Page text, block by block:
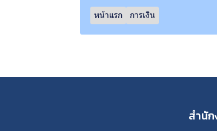
หน้าแรก การเงิน
สำนัก